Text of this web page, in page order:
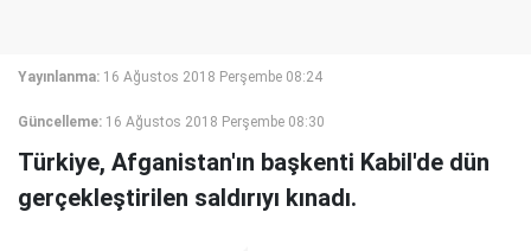
Yayınlanma: 16 Ağustos 2018 Perşembe 08:24
Güncelleme: 16 Ağustos 2018 Perşembe 08:30
Türkiye, Afganistan'ın başkenti Kabil'de dün
gerçekleştirilen saldırıyı kınadı.